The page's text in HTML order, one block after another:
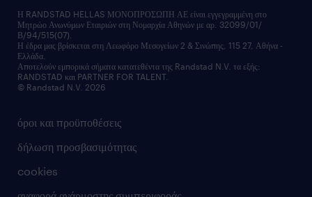
όροι και προϋποθέσεις
δήλωση προσβασιμότητας
cookies
Η RANDSTAD HELLAS ΜΟΝΟΠΡΟΣΩΠΗ ΑΕ είναι εγγεγραμμένη στο
Μητρώο Ανωνύμων Εταιριών στη Νομαρχία Αθηνών με αρ. 32099/01/
Β/94/515(07).
Η έδρα μας βρίσκεται στη Λεωφόρο Μεσογείων 2 & Σινώπης, 115 27, Αθήνα -
Ελλάδα.
Αποτελούν εμπορικά σήματα κατατεθέντα της Randstad N.V. τα εξής:
RANDSTAD και PARTNER FOR TALENT.
© Randstad N.V. 2026